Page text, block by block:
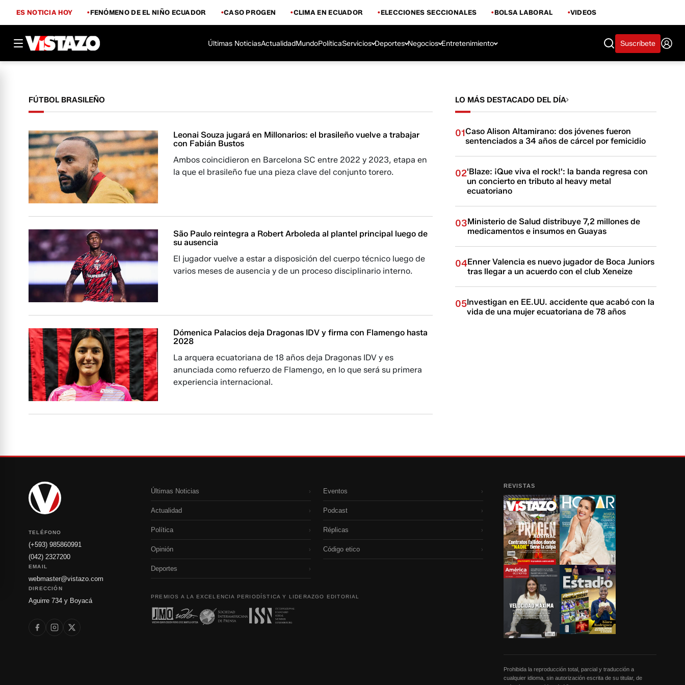
ES NOTICIA HOY FENÓMENO DE EL NIÑO ECUADOR CASO PROGEN CLIMA EN ECUADOR ELECCIONES SECCIONALES BOLSA LABORAL VIDEOS
Últimas NoticiasActualidadMundoPolíticaServicios Deportes Negocios Entretenimiento Suscríbete
FÚTBOL BRASILEÑO
Leonai Souza jugará en Millonarios: el brasileño vuelve a trabajar
con Fabián Bustos
Ambos coincidieron en Barcelona SC entre 2022 y 2023, etapa en
la que el brasileño fue una pieza clave del conjunto torero.
São Paulo reintegra a Robert Arboleda al plantel principal luego de
su ausencia
El jugador vuelve a estar a disposición del cuerpo técnico luego de
varios meses de ausencia y de un proceso disciplinario interno.
Dómenica Palacios deja Dragonas IDV y firma con Flamengo hasta
2028
La arquera ecuatoriana de 18 años deja Dragonas IDV y es
anunciada como refuerzo de Flamengo, en lo que será su primera
experiencia internacional.
LO MÁS DESTACADO DEL DÍA
01Caso Alison Altamirano: dos jóvenes fueron
sentenciados a 34 años de cárcel por femicidio
02'Blaze: ¡Que viva el rock!': la banda regresa con
un concierto en tributo al heavy metal
ecuatoriano
03Ministerio de Salud distribuye 7,2 millones de
medicamentos e insumos en Guayas
04Enner Valencia es nuevo jugador de Boca Juniors
tras llegar a un acuerdo con el club Xeneize
05Investigan en EE.UU. accidente que acabó con la
vida de una mujer ecuatoriana de 78 años
TELÉFONO
(+593) 985860991
(042) 2327200
EMAIL
webmaster@vistazo.com
DIRECCIÓN
Aguirre 734 y Boyacá
Últimas Noticias ›
Actualidad ›
Política ›
Opinión ›
Deportes ›
Eventos ›
Podcast ›
Réplicas ›
Código etico ›
PREMIOS A LA EXCELENCIA PERIODÍSTICA Y LIDERAZGO EDITORIAL
REVISTAS
Prohibida la reproducción total, parcial y traducción a
cualquier idioma, sin autorización escrita de su titular, de